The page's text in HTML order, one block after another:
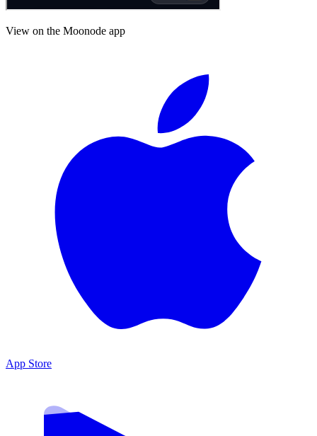
View on the Moonode app
App Store